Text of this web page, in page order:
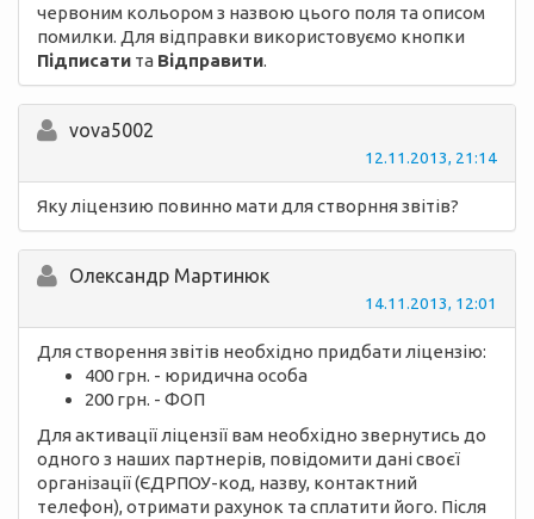
червоним кольором з назвою цього поля та описом
помилки. Для відправки використовуємо кнопки
Підписати та Відправити.
vova5002
12.11.2013, 21:14
Яку ліцензию повинно мати для створння звітів?
Олександр Мартинюк
14.11.2013, 12:01
Для створення звітів необхідно придбати ліцензію:
400 грн. - юридична особа
200 грн. - ФОП
Для активації ліцензії вам необхідно звернутись до
одного з наших партнерів, повідомити дані своєї
організації (ЄДРПОУ-код, назву, контактний
телефон), отримати рахунок та сплатити його. Після